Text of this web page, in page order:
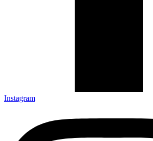
Instagram